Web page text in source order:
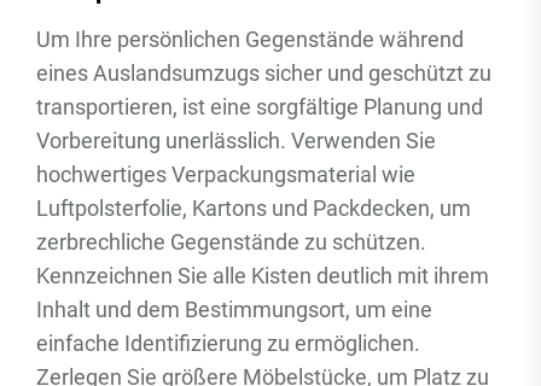
Um Ihre persönlichen Gegenstände während
eines Auslandsumzugs sicher und geschützt zu
transportieren, ist eine sorgfältige Planung und
Vorbereitung unerlässlich. Verwenden Sie
hochwertiges Verpackungsmaterial wie
Luftpolsterfolie, Kartons und Packdecken, um
zerbrechliche Gegenstände zu schützen.
Kennzeichnen Sie alle Kisten deutlich mit ihrem
Inhalt und dem Bestimmungsort, um eine
einfache Identifizierung zu ermöglichen.
Zerlegen Sie größere Möbelstücke, um Platz zu